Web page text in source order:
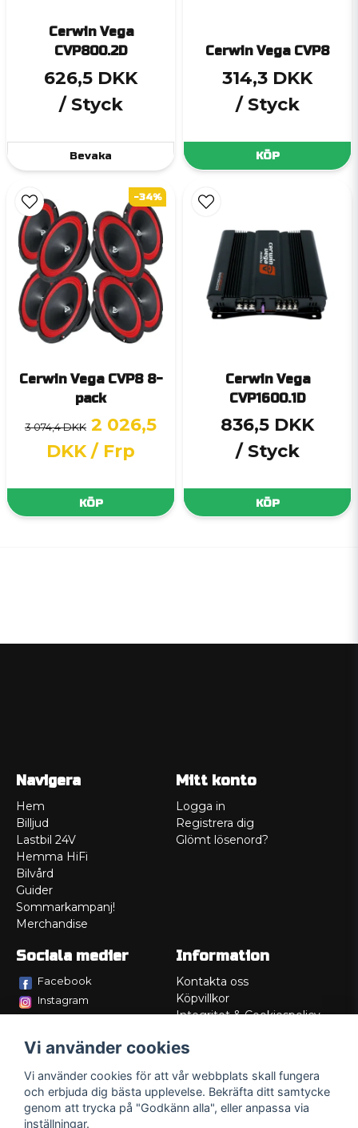
Cerwin Vega
CVP800.2D
626,5 DKK
/ Styck
Bevaka
Cerwin Vega CVP8
314,3 DKK
/ Styck
KÖP
Cerwin Vega CVP8 8-
pack
3 074,4 DKK 2 026,5
DKK / Frp
KÖP
-34%
Cerwin Vega
CVP1600.1D
836,5 DKK
/ Styck
KÖP
Navigera
Hem
Billjud
Lastbil 24V
Hemma HiFi
Bilvård
Guider
Sommarkampanj!
Merchandise
Mitt konto
Logga in
Registrera dig
Glömt lösenord?
Sociala medier
Facebook
Instagram
Information
Kontakta oss
Köpvillkor
Integritet & Cookiespolicy
Service/Garanti
Lådritning
Om oss
Vi använder cookies
Vi använder cookies för att vår webbplats skall fungera
och erbjuda dig bästa upplevelse. Bekräfta ditt samtycke
genom att trycka på "Godkänn alla", eller anpassa via
inställningar.